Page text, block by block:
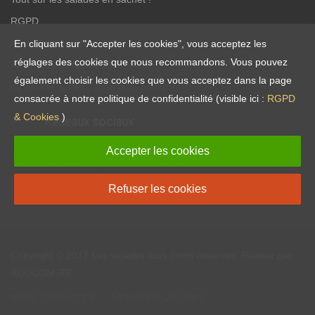
RGPD
Nutrition et Santé
Recettes vite-faites, bien-faites !
La salade, quand, comment, pourquoi ?
Réseaux sociaux
En cliquant sur "Accepter les cookies", vous acceptez les
réglages des cookies que nous recommandons. Vous pouvez
également choisir les cookies que vous acceptez dans la page
consacrée à notre politique de confidentialité (visible ici : RGPD
& Cookies )
Accepter les cookies
Refuser les cookies